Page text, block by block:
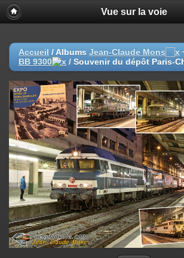
Vue sur la voie
Accueil / Albums Jean-Claude Mons
BB 9300
/ Souvenir du dépôt Paris-